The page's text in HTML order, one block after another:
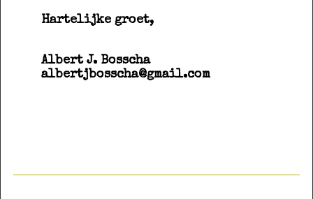
Hartelijke groet,
Albert J. Bosscha
albertjbosscha@gmail.com